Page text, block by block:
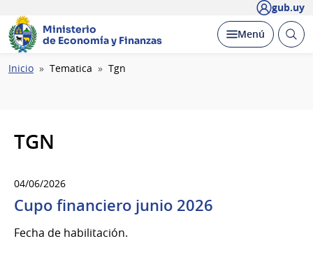
gub.uy
Ministerio
de Economía y Finanzas
Desplegar
Menú Abrir
Ruta
Inicio Tematica Tgn
TGN
04/06/2026
Cupo financiero junio 2026
Fecha de habilitación.